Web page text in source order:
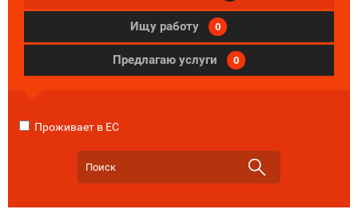
Ищу работу 0
Предлагаю услуги 0
Проживает в ЕС